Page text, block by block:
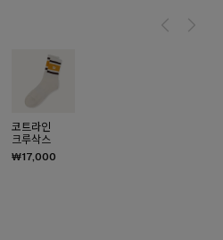
코트라인
크루삭스
₩17,000